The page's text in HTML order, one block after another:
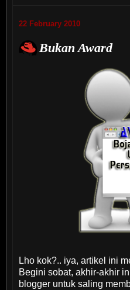
22 February 2010
Bukan Award
Lho kok?.. iya, artikel ini
Begini sobat, akhir-akhir
blogger untuk saling